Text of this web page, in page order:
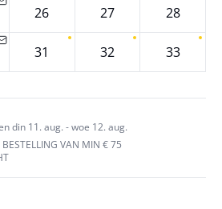
26 27 28
31 32 33
din 11. aug. - woe 12. aug.
BESTELLING VAN MIN € 75